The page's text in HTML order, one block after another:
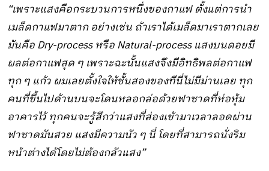
“เพราะแสงคือกระบวนการหนึ่งของกาแฟ ตั้งแต่การนำ
เมล็ดกาแฟมาตาก อย่างเช่น ถ้าเราได้เมล็ดมาเราตากเลย
มันคือDry-process หรือ Natural-process แสงบนดอยมี
ผลต่อกาแฟสุด ๆ เพราะฉะนั้นแสงจึงมีอิทธิพลต่อกาแฟ
ทุก ๆ แก้ว ผมเลยตั้งใจให้ชั้นสองของทีนี่ไม่มีม่านเลย ทุก
คนที่ขึ้นไปด้านบนจะโดนหลอกล่อด้วยฟาซาดที่ห่อหุ้ม
อาคารไว้ ทุกคนจะรู้สึกว่าแสงที่ส่องเข้ามาเวลาลอดผ่าน
ฟาซาดมันสวย แสงมีความนัว ๆ นี่ โดยที่สามารถนั่งริม
หน้าต่างได้โดยไม่ต้องกลัวแสง”